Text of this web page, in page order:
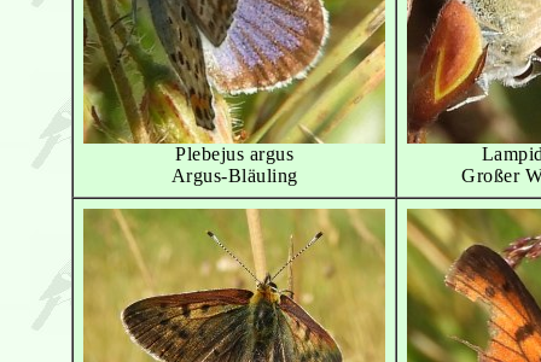
Plebejus argus
Argus-Bläuling
Großer